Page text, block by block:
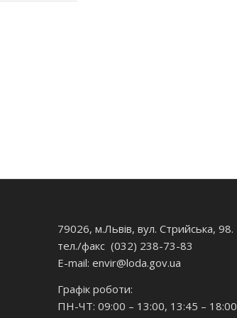
79026, м.Львів, вул. Стрийська, 98.
тел./факс (032) 238-73-83
E-mail: envir@loda.gov.ua
Графік роботи:
ПН-ЧТ: 09:00 – 13:00, 13:45 – 18:00